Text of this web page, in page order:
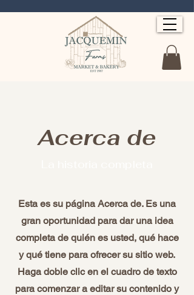
Acerca de
Esta es su página Acerca de. Es una
gran oportunidad para dar una idea
completa de quién es usted, qué hace
y qué tiene para ofrecer su sitio web.
Haga doble clic en el cuadro de texto
para comenzar a editar su contenido y